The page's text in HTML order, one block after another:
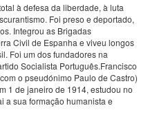
à defesa da liberdade, à luta
Foi preso e deportado,
Integrou as Brigadas
Civil de Espanha e viveu longos
Foi um dos fundadores na
Socialista Português.Francisco
o pseudónimo Paulo de Castro)
1 de janeiro de 1914, estudou no
a sua formação humanista e